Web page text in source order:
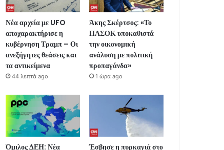
Νέα αρχεία με UFO
αποχαρακτήρισε η
κυβέρνηση Τραμπ – Οι
ανεξήγητες θεάσεις και
τα αντικείμενα
44 λεπτά ago
Άκης Σκέρτσος: «Το
ΠΑΣΟΚ υποκαθιστά
την οικονομική
ανάλυση με πολιτική
προπαγάνδα»
1 ώρα ago
Όμιλος ΔΕΗ: Νέα
Έσβησε η πυρκαγιά στο